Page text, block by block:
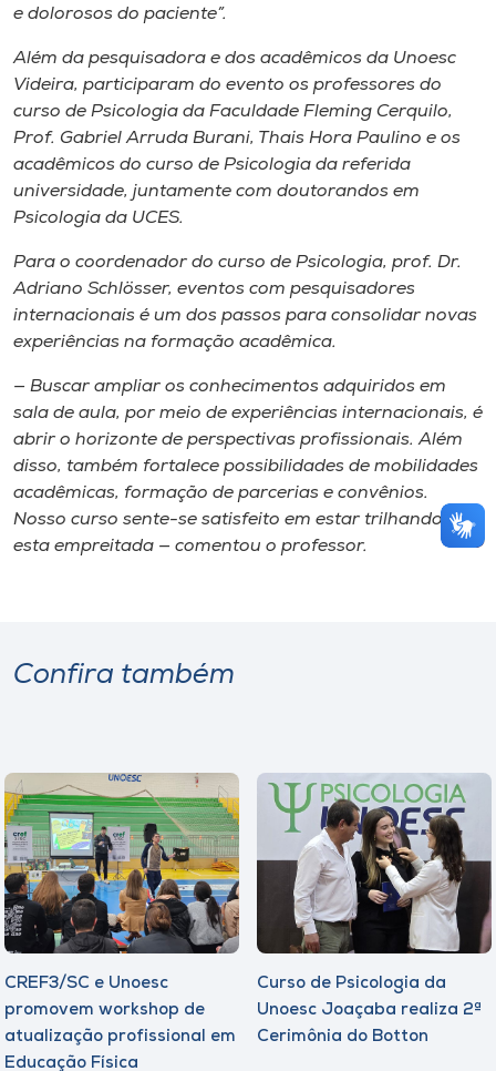
e dolorosos do paciente”.
Além da pesquisadora e dos acadêmicos da Unoesc
Videira, participaram do evento os professores do
curso de Psicologia da Faculdade Fleming Cerquilo,
Prof. Gabriel Arruda Burani, Thais Hora Paulino e os
acadêmicos do curso de Psicologia da referida
universidade, juntamente com doutorandos em
Psicologia da UCES.
Para o coordenador do curso de Psicologia, prof. Dr.
Adriano Schlösser, eventos com pesquisadores
internacionais é um dos passos para consolidar novas
experiências na formação acadêmica.
— Buscar ampliar os conhecimentos adquiridos em
sala de aula, por meio de experiências internacionais, é
abrir o horizonte de perspectivas profissionais. Além
disso, também fortalece possibilidades de mobilidades
acadêmicas, formação de parcerias e convênios.
Nosso curso sente-se satisfeito em estar trilhando
esta empreitada — comentou o professor.
Confira também
CREF3/SC e Unoesc
promovem workshop de
atualização profissional em
Educação Física
Curso de Psicologia da
Unoesc Joaçaba realiza 2ª
Cerimônia do Botton